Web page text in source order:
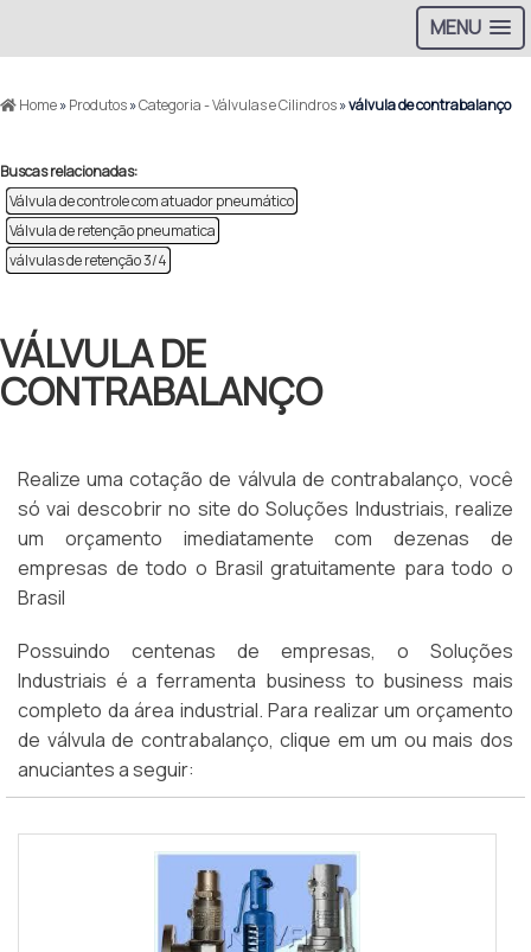
MENU
Home»Produtos»Categoria - Válvulas e Cilindros»válvula de contrabalanço
Buscas relacionadas:
Válvula de controle com atuador pneumático
Válvula de retenção pneumatica
válvulas de retenção 3/4
VÁLVULA DE
CONTRABALANÇO
Realize uma cotação de válvula de contrabalanço, você
só vai descobrir no site do Soluções Industriais, realize
um orçamento imediatamente com dezenas de
empresas de todo o Brasil gratuitamente para todo o
Brasil
Possuindo centenas de empresas, o Soluções
Industriais é a ferramenta business to business mais
completo da área industrial. Para realizar um orçamento
de válvula de contrabalanço, clique em um ou mais dos
anuciantes a seguir: